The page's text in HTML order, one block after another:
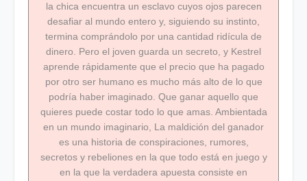
la chica encuentra un esclavo cuyos ojos parecen
desafiar al mundo entero y, siguiendo su instinto,
termina comprándolo por una cantidad ridícula de
dinero. Pero el joven guarda un secreto, y Kestrel
aprende rápidamente que el precio que ha pagado
por otro ser humano es mucho más alto de lo que
podría haber imaginado. Que ganar aquello que
quieres puede costar todo lo que amas. Ambientada
en un mundo imaginario, La maldición del ganador
es una historia de conspiraciones, rumores,
secretos y rebeliones en la que todo está en juego y
en la que la verdadera apuesta consiste en